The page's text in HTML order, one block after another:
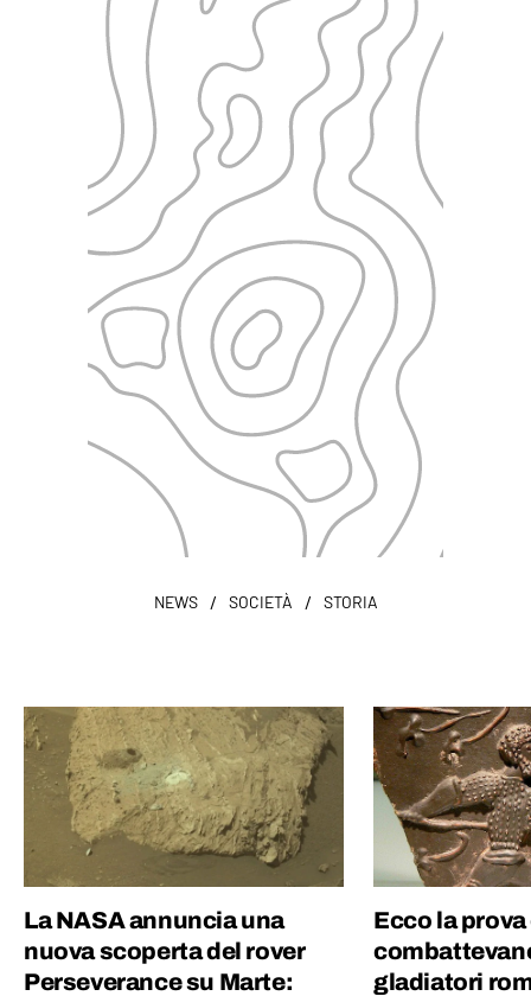
NEWS / SOCIETÀ / STORIA
La NASA annuncia una
nuova scoperta del rover
Perseverance su Marte:
Ecco la
gladiatori